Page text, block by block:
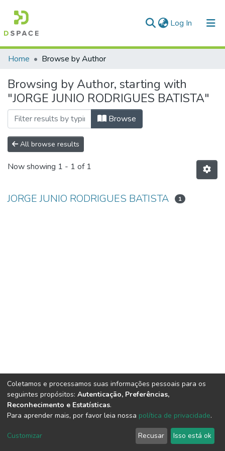
Log In (current)
Communities & Collections
All of DSpace
Home Browse by Author
Browsing by Author, starting with
"JORGE JUNIO RODRIGUES BATISTA"
Browse
All browse results
Now showing 1 - 1 of 1
JORGE JUNIO RODRIGUES BATISTA 1
DSpace software copyright © 2002-2026 LYRASIS
Cookie
End User
Agreement
Send
Feedback
Coletamos e processamos suas informações pessoais para os
seguintes propósitos: Autenticação, Preferências,
Reconhecimento e Estatísticas.
Para aprender mais, por favor leia nossa política de privacidade.
Customizar Recusar Isso está ok